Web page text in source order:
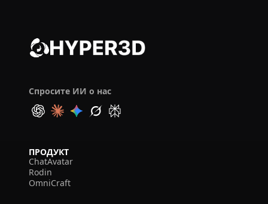
Спросите ИИ о нас
ПРОДУКТ
ChatAvatar
Rodin
OmniCraft